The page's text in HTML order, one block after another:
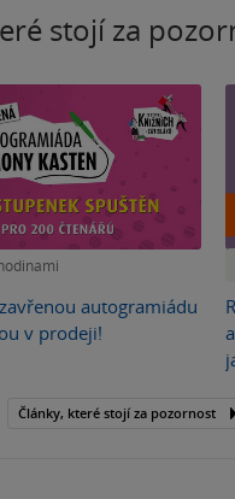
stojí za
autogramiádu
v prodeji!
Články, které stojí za pozornost